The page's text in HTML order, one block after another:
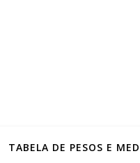
TABELA DE PESOS E